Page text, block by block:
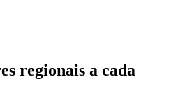
regionais a cada